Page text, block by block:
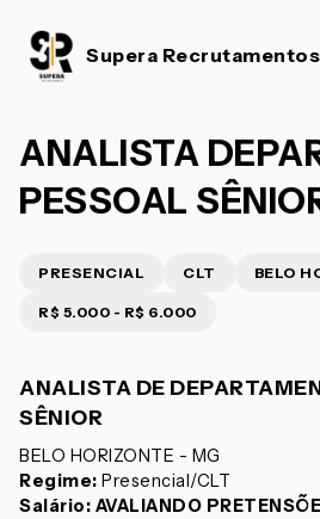
Supera Recrutamentos
ANALISTA
PESSOAL
PRESENCIAL CLT BELO
R$ 5.000 - R$ 6.000
ANALISTA DE
SÊNIOR
BELO HORIZONTE - MG
Regime: Presencial/CLT
Salário: AVALIANDO